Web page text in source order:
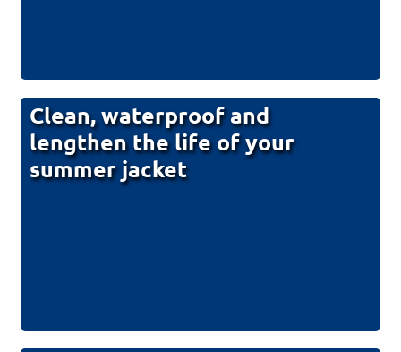
Clean, waterproof and
lengthen the life of your
summer jacket